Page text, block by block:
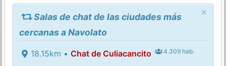
×
Salas de chat de las ciudades más
cercanas a Navolato
18.15km • Chat de Culiacancito 4.309 hab.